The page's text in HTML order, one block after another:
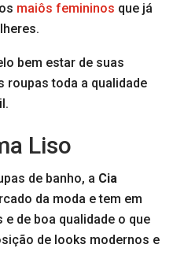
maiôs femininos que já
bem estar de suas
roupas toda a qualidade
Liso
de banho, a Cia
da moda e tem em
de boa qualidade o que
de looks modernos e